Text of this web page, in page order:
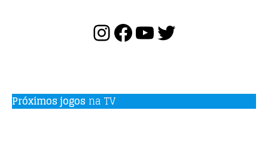
Próximos jogos na TV